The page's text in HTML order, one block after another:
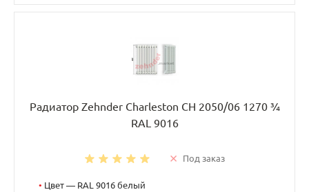
Радиатор Zehnder Charleston CH 2050/06 1270 ¾
RAL 9016
Под заказ
• Цвет — RAL 9016 белый